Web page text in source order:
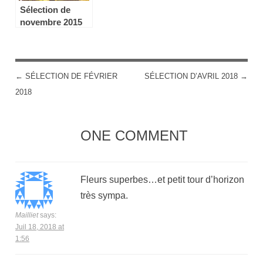
Sélection de
novembre 2015
POST NAVIGATION
← SÉLECTION DE FÉVRIER
2018
SÉLECTION D’AVRIL 2018 →
ONE COMMENT
Mailliet says:
Juil 18, 2018 at
1:56
Fleurs superbes…et petit tour d’horizon
très sympa.